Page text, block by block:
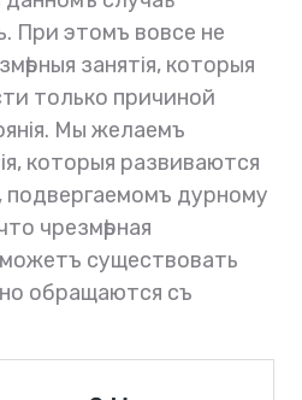
При этомъ вовсе не
занятія, которыя
только причиной
Мы желаемъ
которыя развиваются
подвергаемомъ дурному
чрезмѣрная
существовать
обращаются съ